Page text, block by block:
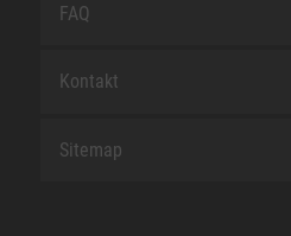
FAQ
Kontakt
Sitemap